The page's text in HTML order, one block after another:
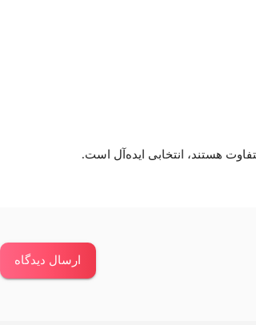
هستند، انتخابی ایده‌آل است.
ارسال دیدگاه